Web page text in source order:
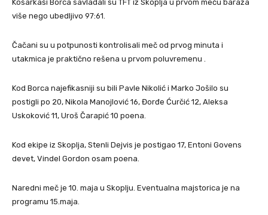
Košarkaši Borca savladali su TFT iz Skoplja u prvom meču baraža
više nego ubedljivo 97:61.
Čačani su u potpunosti kontrolisali meč od prvog minuta i
utakmica je praktično rešena u prvom poluvremenu .
Kod Borca najefikasniji su bili Pavle Nikolić i Marko Jošilo su
postigli po 20, Nikola Manojlović 16, Đorđe Ćurčić 12, Aleksa
Uskoković 11, Uroš Čarapić 10 poena.
Kod ekipe iz Skoplja, Stenli Dejvis je postigao 17, Entoni Govens
devet, Vindel Gordon osam poena.
Naredni meč je 10. maja u Skoplju. Eventualna majstorica je na
programu 15.maja.